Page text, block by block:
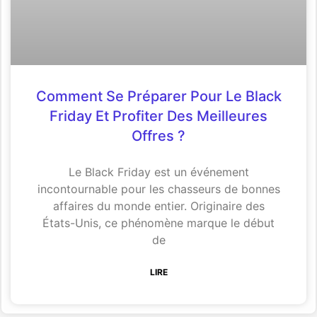
Comment Se Préparer Pour Le Black
Friday Et Profiter Des Meilleures
Offres ?
Le Black Friday est un événement
incontournable pour les chasseurs de bonnes
affaires du monde entier. Originaire des
États-Unis, ce phénomène marque le début
de
LIRE